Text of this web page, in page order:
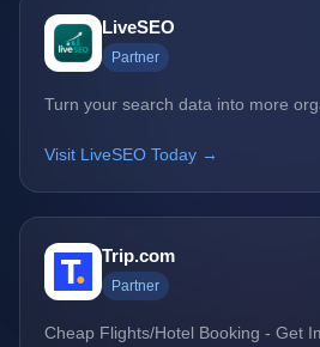
LiveSEO
Partner
Turn your search data into more
Visit LiveSEO Today →
Trip.com
Partner
Cheap Flights/Hotel Booking - Get